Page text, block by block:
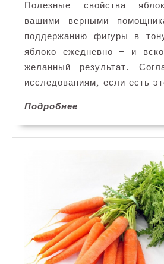
Полезные свойства
вашими верными
поддержанию фигуры в
яблоко ежедневно – и
желанный результат.
исследованиям, если есть
Подробнее